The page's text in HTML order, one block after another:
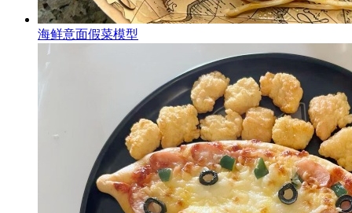
海鲜意面假菜模型